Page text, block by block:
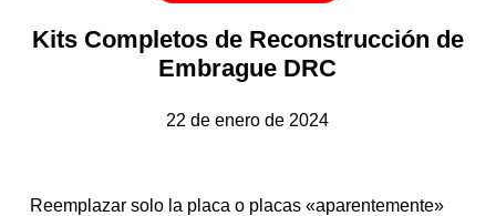
Kits Completos de Reconstrucción de
Embrague DRC
22 de enero de 2024
Reemplazar solo la placa o placas «aparentemente»